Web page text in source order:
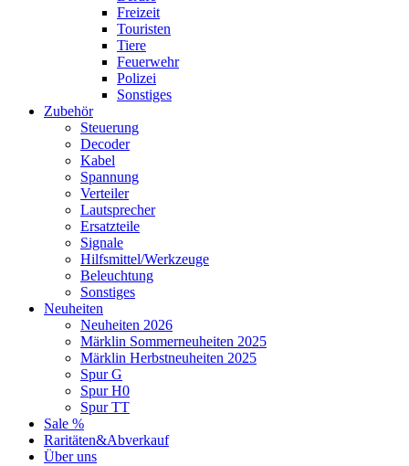
Freizeit
Touristen
Tiere
Feuerwehr
Polizei
Sonstiges
Zubehör
Steuerung
Decoder
Kabel
Spannung
Verteiler
Lautsprecher
Ersatzteile
Signale
Hilfsmittel/Werkzeuge
Beleuchtung
Sonstiges
Neuheiten
Neuheiten 2026
Märklin Sommerneuheiten 2025
Märklin Herbstneuheiten 2025
Spur G
Spur H0
Spur TT
Sale %
Raritäten&Abverkauf
Über uns